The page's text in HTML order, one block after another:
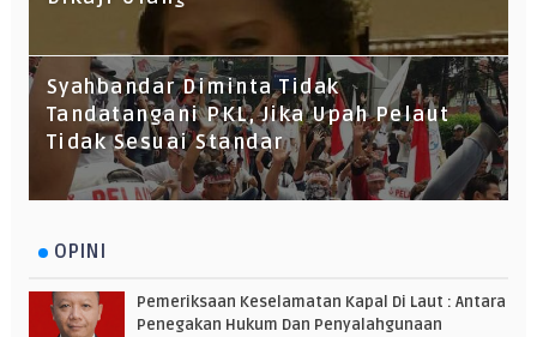
Syahbandar Diminta Tidak
Tandatangani PKL, Jika Upah Pelaut
Tidak Sesuai Standar
OPINI
Pemeriksaan Keselamatan Kapal Di Laut : Antara
Penegakan Hukum Dan Penyalahgunaan